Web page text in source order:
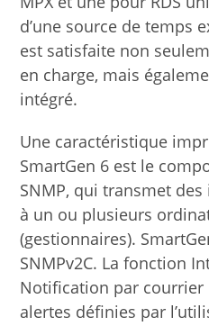
d’une source de temps
est satisfaite non
en charge, mais
intégré.
Une caractéristique
SmartGen 6 est le
SNMP, qui transmet
à un ou plusieurs
(gestionnaires).
SNMPv2C. La fonction
Notification par courrier
alertes définies par